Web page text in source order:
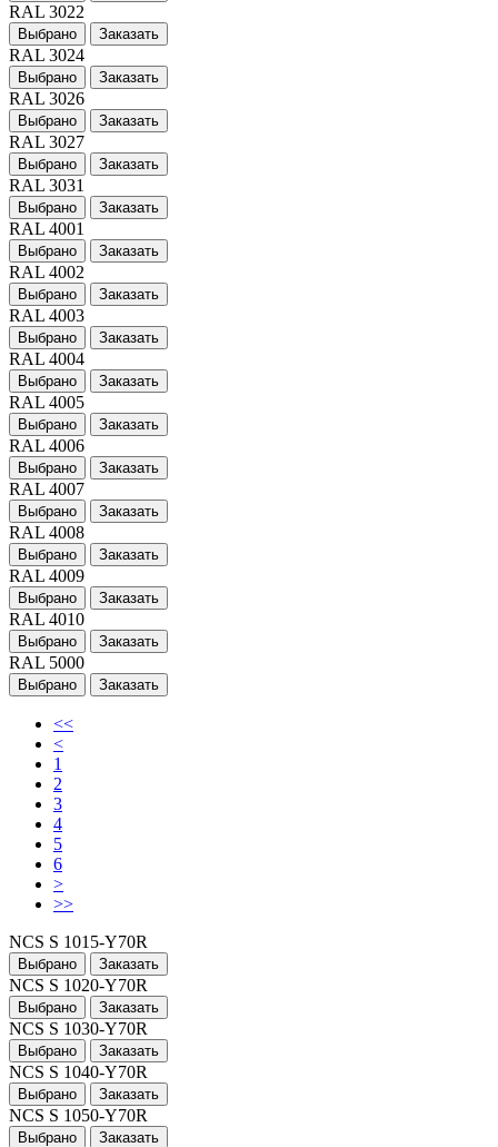
RAL 3022
Выбрано Заказать
RAL 3024
Выбрано Заказать
RAL 3026
Выбрано Заказать
RAL 3027
Выбрано Заказать
RAL 3031
Выбрано Заказать
RAL 4001
Выбрано Заказать
RAL 4002
Выбрано Заказать
RAL 4003
Выбрано Заказать
RAL 4004
Выбрано Заказать
RAL 4005
Выбрано Заказать
RAL 4006
Выбрано Заказать
RAL 4007
Выбрано Заказать
RAL 4008
Выбрано Заказать
RAL 4009
Выбрано Заказать
RAL 4010
Выбрано Заказать
RAL 5000
Выбрано Заказать
<<
<
1
2
3
4
5
6
>
>>
NCS S 1015-Y70R
Выбрано Заказать
NCS S 1020-Y70R
Выбрано Заказать
NCS S 1030-Y70R
Выбрано Заказать
NCS S 1040-Y70R
Выбрано Заказать
NCS S 1050-Y70R
Выбрано Заказать